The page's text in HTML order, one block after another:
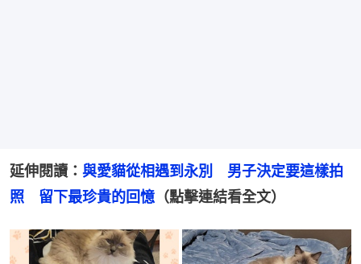
延伸閱讀： 與愛貓從相遇到永別　男子決定要這樣拍
照　留下最珍貴的回憶 （點擊連結看全文）